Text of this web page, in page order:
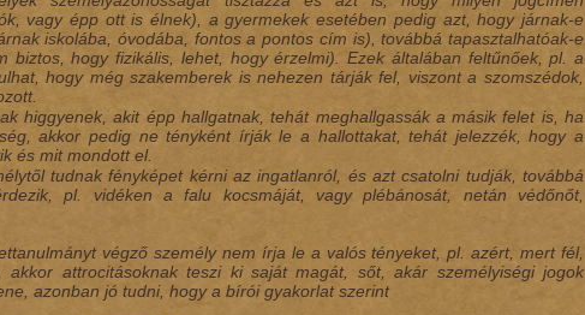
vagy épp ott is élnek), a gyermekek esetében pedig azt, hogy járnak-e
iskolába, óvodába, fontos a pontos cím is), továbbá tapasztalhatóak-e
biztos, hogy fizikális, lehet, hogy érzelmi). Ezek általában feltűnőek, pl. a
hogy még szakemberek is nehezen tárják fel, viszont a szomszédok,
higgyenek, akit épp hallgatnak, tehát meghallgassák a másik felet is, ha
akkor pedig ne tényként írják le a hallottakat, tehát jelezzék, hogy a
és mit mondott el.
tudnak fényképet kérni az ingatlanról, és azt csatolni tudják, továbbá
pl. vidéken a falu kocsmáját, vagy plébánosát, netán védőnőt,
végző személy nem írja le a valós tényeket, pl. azért, mert fél,
attrocitásoknak teszi ki saját magát, sőt, akár személyiségi jogok
azonban jó tudni, hogy a bírói gyakorlat szerint